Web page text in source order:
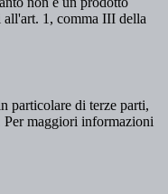
1, comma III della
particolare di terze parti,
maggiori informazioni